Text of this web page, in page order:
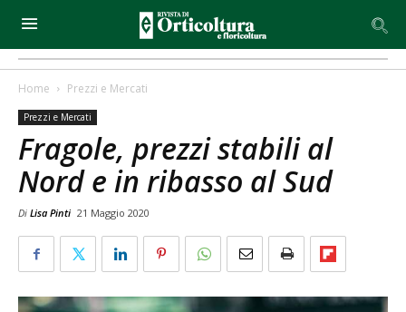
Home Prezzi e Mercati
Prezzi e Mercati
Fragole, prezzi stabili al
Nord e in ribasso al Sud
Di Lisa Pinti 21 Maggio 2020